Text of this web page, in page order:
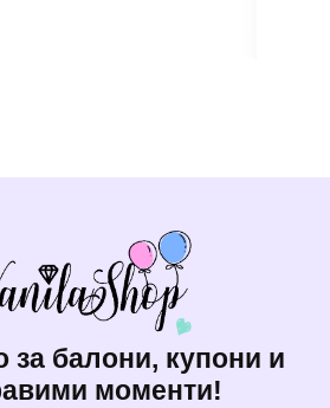
за балони, купони и
моменти!